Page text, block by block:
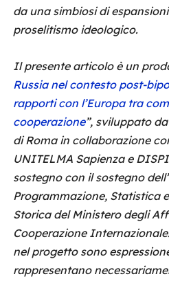
da una simbiosi di
proselitismo ideologico.
Il presente articolo è un
Russia nel contesto post-
rapporti con l’Europa tra
cooperazione”, sviluppato
di Roma in collaborazione
UNITELMA Sapienza e
sostegno con il sostegno
Programmazione, Statistica
Storica del Ministero degli
Cooperazione
nel progetto sono
rappresentano